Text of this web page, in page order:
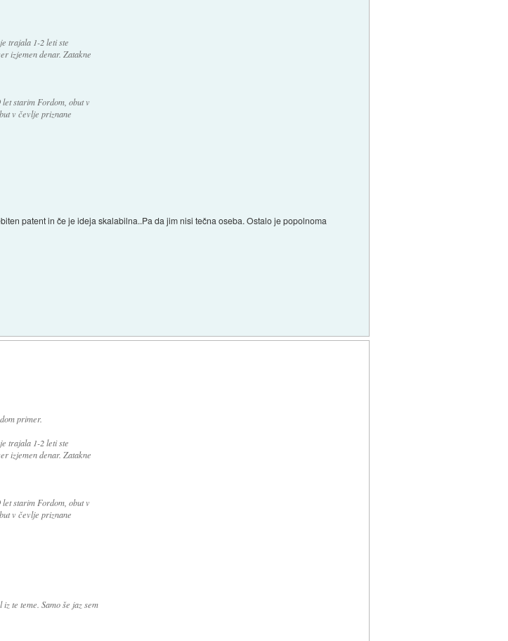
trajala 1-2 leti ste
izjemen denar. Zatakne
starim Fordom, obut v
v čevlje priznane
patent in če je ideja skalabilna..Pa da jim nisi tečna oseba. Ostalo je popolnoma
primer.
trajala 1-2 leti ste
izjemen denar. Zatakne
starim Fordom, obut v
v čevlje priznane
te teme. Samo še jaz sem